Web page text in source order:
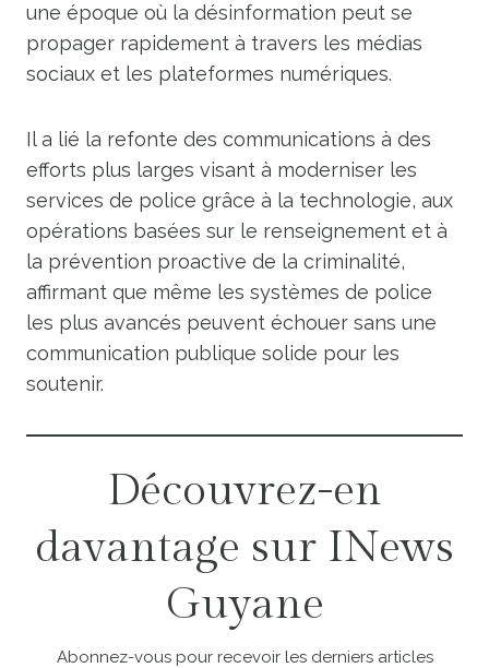
une époque où la désinformation peut se
propager rapidement à travers les médias
sociaux et les plateformes numériques.
Il a lié la refonte des communications à des
efforts plus larges visant à moderniser les
services de police grâce à la technologie, aux
opérations basées sur le renseignement et à
la prévention proactive de la criminalité,
affirmant que même les systèmes de police
les plus avancés peuvent échouer sans une
communication publique solide pour les
soutenir.
Découvrez-en
davantage sur INews
Guyane
Abonnez-vous pour recevoir les derniers articles